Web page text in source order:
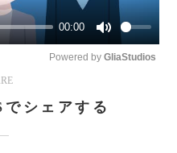
00:00
Mute
Powered by GliaStudios
シェアする